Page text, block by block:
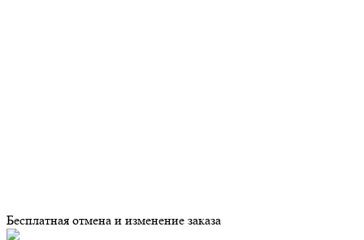
Бесплатная отмена и изменение заказа